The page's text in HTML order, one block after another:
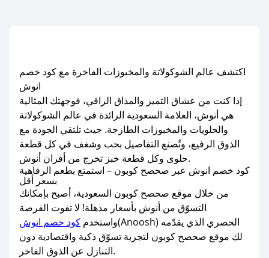
اكتشف عالم الشوكولاتة والمخبوزات الفاخرة مع كود خصم
انوش
إذا كنت من عشاق التميز والمذاق الراقي، فوجهتك المثالية
هي أنوش، العلامة السعودية الرائدة في عالم الشوكولاتة
والحلويات والمخبوزات الطازجة. حيث تلتقي الجودة مع
الذوق الرفيع، وتُصنع التفاصيل بحب وشغف في كل قطعة
حلوى وكل قطعة خبز تخرج من أفران أنوش.
كود خصم انوش عبر صحصح كوبون – استمتع بطعم الرفاهية
بسعر أقل
من خلال موقع صحصح كوبون السعودية، أصبح بإمكانك
التسوّق من أنوش بأسعار مذهلة! لا تفوت الفرصة
واستخدم كود خصم انوش
(Anoosh) الحصري الذي يقدّمه
لك موقع صحصح كوبون لتجربة تسوّق ذكية واقتصادية دون
التنازل عن الذوق الفاخر.